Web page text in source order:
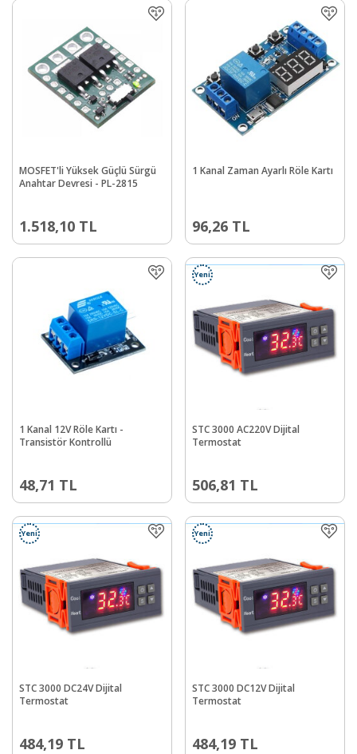
MOSFET'li Yüksek Güçlü Sürgü
Anahtar Devresi - PL-2815
1.518,10 TL
1 Kanal Zaman Ayarlı Röle Kartı
96,26 TL
1 Kanal 12V Röle Kartı -
Transistör Kontrollü
48,71 TL
Yeni
STC 3000 AC220V Dijital
Termostat
506,81 TL
Yeni
STC 3000 DC24V Dijital
Termostat
484,19 TL
Yeni
STC 3000 DC12V Dijital
Termostat
484,19 TL